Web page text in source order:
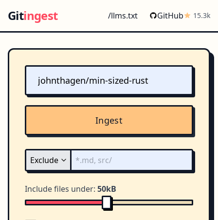
Gitingest /llms.txt GitHub 15.3k
Ingest
Include files under: 50kB